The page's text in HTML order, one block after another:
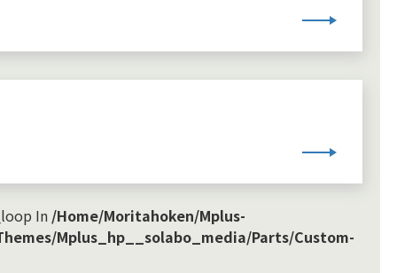
In /home/moritahoken/mplus-
mplus_hp__solabo_media/parts/custom-